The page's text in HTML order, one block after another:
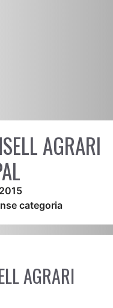
AGRARI
categoria
AGRARI